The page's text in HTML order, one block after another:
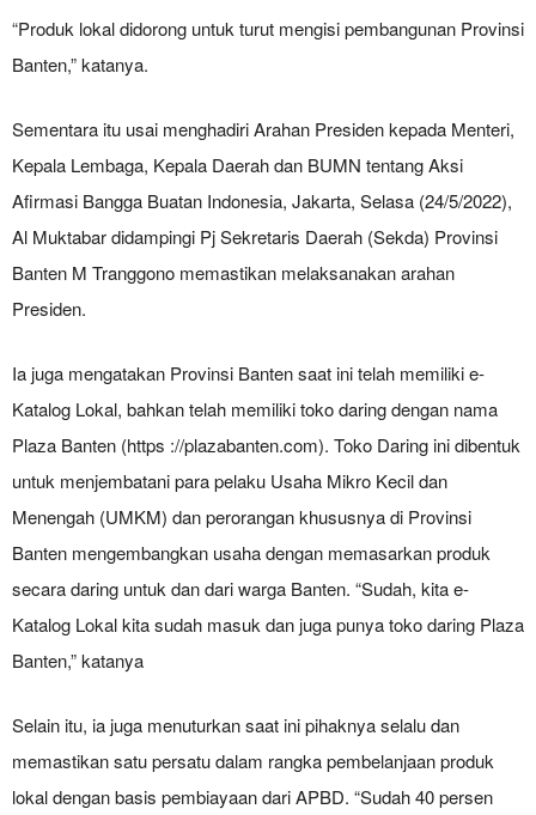
“Produk lokal didorong untuk turut mengisi pembangunan Provinsi
Banten,” katanya.
Sementara itu usai menghadiri Arahan Presiden kepada Menteri,
Kepala Lembaga, Kepala Daerah dan BUMN tentang Aksi
Afirmasi Bangga Buatan Indonesia, Jakarta, Selasa (24/5/2022),
Al Muktabar didampingi Pj Sekretaris Daerah (Sekda) Provinsi
Banten M Tranggono memastikan melaksanakan arahan
Presiden.
Ia juga mengatakan Provinsi Banten saat ini telah memiliki e-
Katalog Lokal, bahkan telah memiliki toko daring dengan nama
Plaza Banten (https ://plazabanten.com). Toko Daring ini dibentuk
untuk menjembatani para pelaku Usaha Mikro Kecil dan
Menengah (UMKM) dan perorangan khususnya di Provinsi
Banten mengembangkan usaha dengan memasarkan produk
secara daring untuk dan dari warga Banten. “Sudah, kita e-
Katalog Lokal kita sudah masuk dan juga punya toko daring Plaza
Banten,” katanya
Selain itu, ia juga menuturkan saat ini pihaknya selalu dan
memastikan satu persatu dalam rangka pembelanjaan produk
lokal dengan basis pembiayaan dari APBD. “Sudah 40 persen